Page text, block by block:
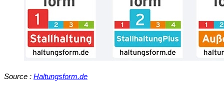
Source : Haltungsform.de